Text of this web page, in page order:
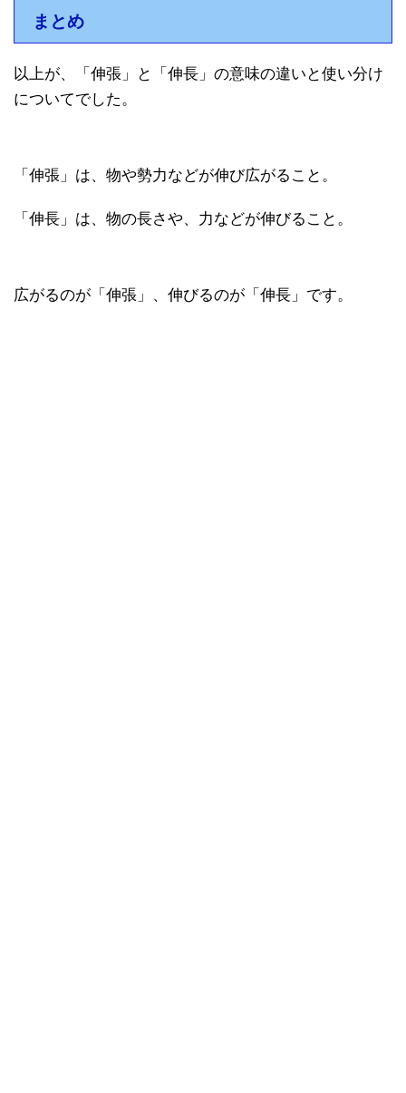
まとめ
以上が、「伸張」と「伸長」の意味の違いと使い分け
についてでした。
「伸張」は、物や勢力などが伸び広がること。
「伸長」は、物の長さや、力などが伸びること。
広がるのが「伸張」、伸びるのが「伸長」です。